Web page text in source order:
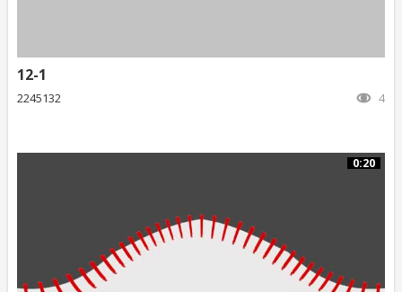
12-1
2245132 4
0:20